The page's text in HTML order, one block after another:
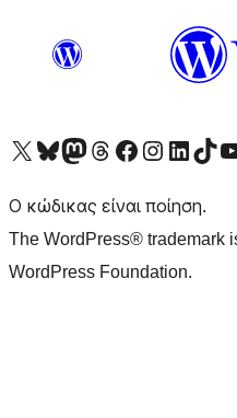
Visit our X (formerly Twitter) account
Visit our Bluesky account
Επισκεφθείτε τον λογαριασμό μας στο Mastodon
Visit our Threads account
Επισκεφτείτε τη σελίδα μας στο Facebook
Επισκεφθείτε τον λογαριασμό μας
Επισκεφθείτε τον
Visit our
Ο κώδικας είναι ποίηση.
The WordPress® trademark
WordPress Foundation.